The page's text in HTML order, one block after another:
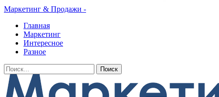
Маркетинг & Продажи -
Главная
Маркетинг
Интересное
Разное